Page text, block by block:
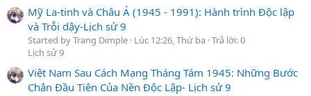
Mỹ La-tinh và Châu Á (1945 - 1991): Hành trình Độc lập
và Trỗi dậy-Lịch sử 9
Started by Trang Dimple Lúc 12:26, Thứ ba Trả lời: 0
Lịch sử 9
Việt Nam Sau Cách Mạng Tháng Tám 1945: Những Bước
Chân Đầu Tiên Của Nền Độc Lập- Lịch sử 9